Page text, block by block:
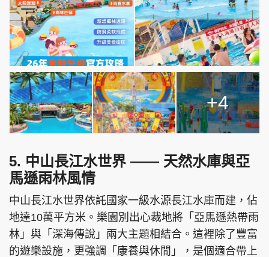
+4
5. 中山長江水世界 —— 天然水庫與亞
馬遜雨林風情
中山長江水世界依託國家一級水源長江水庫而建，佔
地達10萬平方米。樂園別出心裁地將「亞馬遜熱帶雨
林」與「深海傳說」兩大主題相結合。這裡除了豐富
的遊樂設施，更強調「康養與休閒」，是個適合帶上